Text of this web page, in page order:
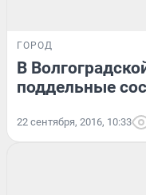
ГОРОД
В
поддельные
22 сентября, 2016, 10:33